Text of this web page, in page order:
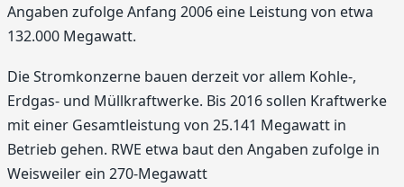
Angaben zufolge Anfang 2006 eine Leistung von etwa
132.000 Megawatt.
Die Stromkonzerne bauen derzeit vor allem Kohle-,
Erdgas- und Müllkraftwerke. Bis 2016 sollen Kraftwerke
mit einer Gesamtleistung von 25.141 Megawatt in
Betrieb gehen. RWE etwa baut den Angaben zufolge in
Weisweiler ein 270-Megawatt